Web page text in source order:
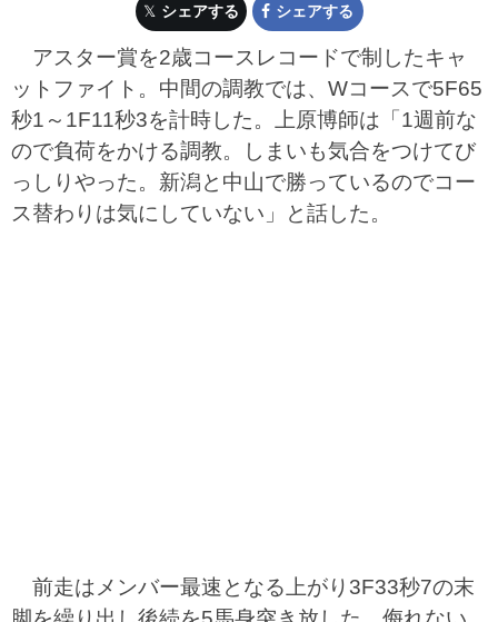
シェアする シェアする
アスター賞を2歳コースレコードで制したキャ
ットファイト。中間の調教では、Wコースで5F65
秒1～1F11秒3を計時した。上原博師は「1週前な
ので負荷をかける調教。しまいも気合をつけてび
っしりやった。新潟と中山で勝っているのでコー
ス替わりは気にしていない」と話した。
前走はメンバー最速となる上がり3F33秒7の末